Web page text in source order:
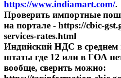
https://www.indiamart.com/.
Проверить импортные
на портале - https://cbic-
services-rates.html
Индийский НДС в среднем
штаты где 12 или в ГОА
вообще, сверить можно: